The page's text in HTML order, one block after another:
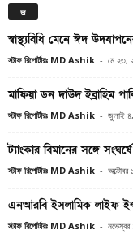
জ
স্বাস্থ্যবিধি মেনে ঈদ
স্টাফ রিপোর্টারঃ MD Ashik - মে ২৩,
মাফিয়া ডন দাউদ ইব্রাহিম
স্টাফ রিপোর্টারঃ MD Ashik - জুলাই
ট্যাংকার বিমানের সঙ্গে
স্টাফ রিপোর্টারঃ MD Ashik -
এনআরবি ইসলামিক লাইফ
স্টাফ রিপোর্টারঃ MD Ashik -